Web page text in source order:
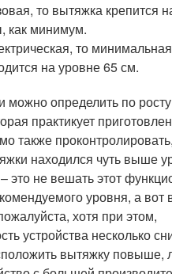
то вытяжка крепится
как минимум.
то
на уровне 65 см.
можно определить по росту
практикует
также
находился чуть выше
это не вешать этот
уровня, а вот
хотя при этом,
устройства несколько
вытяжку повыше,